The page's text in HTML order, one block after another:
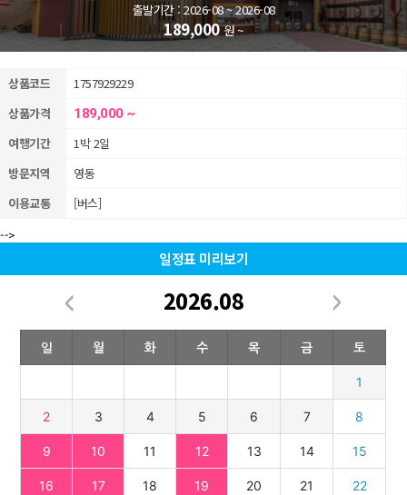
출발기간 : 2026-08 ~ 2026-08
189,000원 ~
상품코드
1757929229
상품가격
189,000 ~
여행기간
1박 2일
방문지역
영동
이용교통
[버스]
-->
일정표 미리보기
2026.08